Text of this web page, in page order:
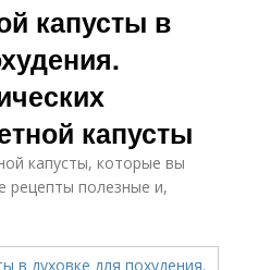
капусты в
капусты
капусты, которые вы
рецепты полезные и,